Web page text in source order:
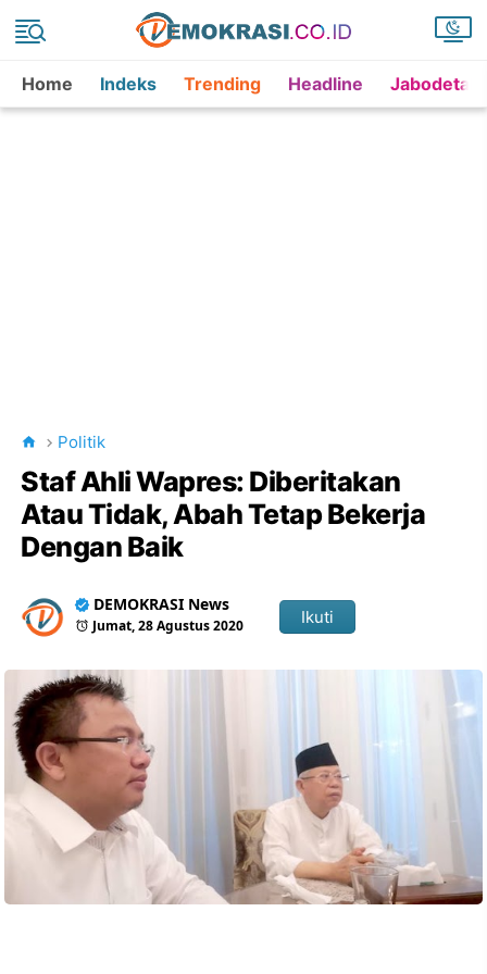
Home Indeks Trending Headline
Politik
Staf Ahli Wapres: Diberitakan
Atau Tidak, Abah Tetap Bekerja
Dengan Baik
DEMOKRASI News
Jumat, 28 Agustus 2020 Ikuti